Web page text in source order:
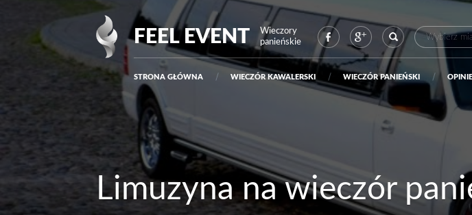
Main
Navigation
FEEL EVENT
Wieczory
panieńskie
Szukaj: Wybierz
STRONA GŁÓWNA WIECZÓR KAWALERSKI WIECZÓR PANIEŃSKI OPINIE
Limuzyna na wieczór